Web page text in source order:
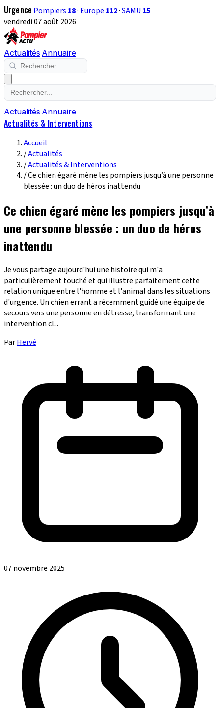
Urgence Pompiers 18· Europe 112·SAMU 15
vendredi 07 août 2026
Actualités Annuaire
Actualités Annuaire
Actualités & Interventions
Accueil
/Actualités
/Actualités & Interventions
/Ce chien égaré mène les pompiers jusqu’à une personne
blessée : un duo de héros inattendu
Ce chien égaré mène les pompiers jusqu’à
une personne blessée : un duo de héros
inattendu
Je vous partage aujourd'hui une histoire qui m'a
particulièrement touché et qui illustre parfaitement cette
relation unique entre l'homme et l'animal dans les situations
d'urgence. Un chien errant a récemment guidé une équipe de
secours vers une personne en détresse, transformant une
intervention cl...
ParHervé
07 novembre 2025